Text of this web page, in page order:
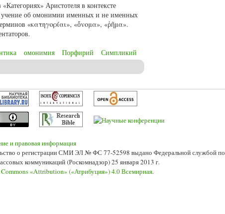
Аристотеля в контексте
учение об омонимии именных и не именных
«κατηγορίαι», «ὄνομα», «ῥῆμα».
омонимия Порфирий Симпликий
и правовая информация
о регистрации СМИ ЭЛ № ФС 77-52598 выдано Федеральной службой по
коммуникаций (Роскомнадзор) 25 января 2013 г.
Commons «Attribution» («Атрибуция») 4.0 Всемирная.